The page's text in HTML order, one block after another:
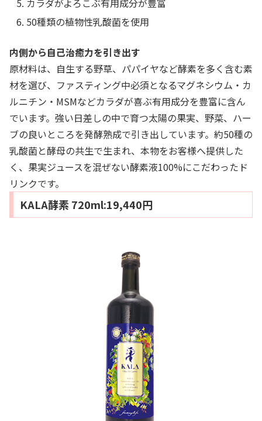
カラダがよろこぶ有用成分が豊富
50種類の植物性乳酸菌を使用
内側から自己治癒力を引き出す
原材料は、自生する野草、パパイヤなど酵素を多く含む素
材を選び、ファスティング中必須となるマグネシウム・カ
ルニチン・MSMなどカラダが喜ぶ有用成分を豊富に含ん
でいます。強い日差しの中で育つ太陽の果実、野菜、ハー
ブの良いところを発酵熟成で引き出しています。約50種の
乳酸菌と酵母の共生で生まれ、本物をお客様へ提供した
く、果実ジュースを混ぜない酵素液100%にこだわったド
リンクです。
KALA酵素 720ml:19,440円